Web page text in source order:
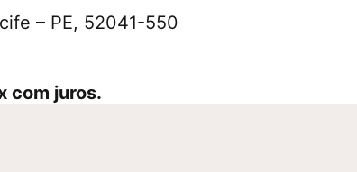
– PE, 52041-550
com juros.